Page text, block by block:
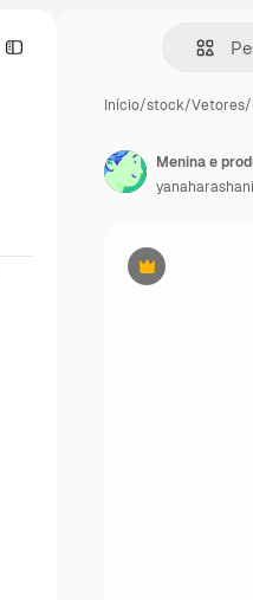
Início/stock/Vetores/
Premium